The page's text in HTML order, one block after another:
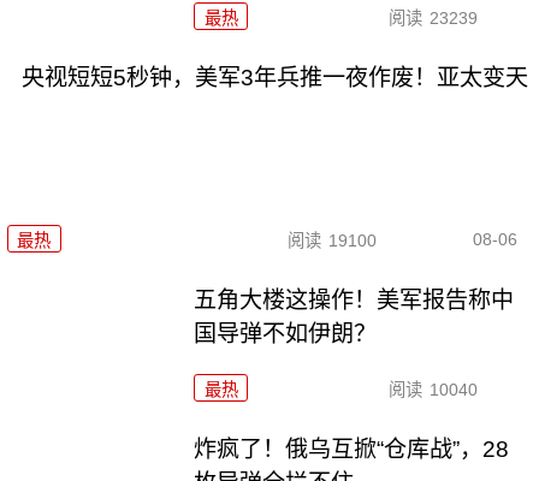
最热 阅读 23239
央视短短5秒钟，美军3年兵推一夜作废！亚太变天
最热 阅读 19100 08-06
五角大楼这操作！美军报告称中
国导弹不如伊朗？
最热 阅读 10040
炸疯了！俄乌互掀“仓库战”，28